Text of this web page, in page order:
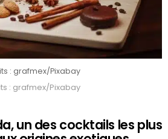
: grafmex/Pixabay
: grafmex/Pixabay
un des cocktails les plus